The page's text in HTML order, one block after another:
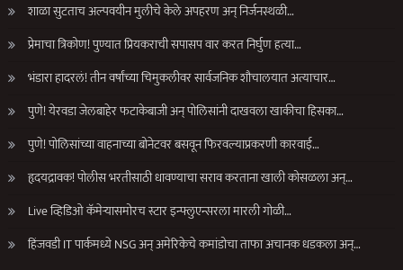
शाळा सुटताच अल्पवयीन मुलीचे केले अपहरण अन् निर्जनस्थळी…
प्रेमाचा त्रिकोण! पुण्यात प्रियकराची सपासप वार करत निर्घुण हत्या…
भंडारा हादरलं! तीन वर्षांच्या चिमुकलीवर सार्वजनिक शौचालयात अत्याचार…
पुणे! येरवडा जेलबाहेर फटाकेबाजी अन् पोलिसांनी दाखवला खाकीचा हिसका…
पुणे! पोलिसांच्या वाहनाच्या बोनेटवर बसवून फिरवल्याप्रकरणी कारवाई…
हृदयद्रावक! पोलीस भरतीसाठी धावण्याचा सराव करताना खाली कोसळला अन्…
Live व्हिडिओ कॅमेऱ्यासमोरच स्टार इन्फ्लुएन्सरला मारली गोळी…
हिंजवडी IT पार्कमध्ये NSG अन् अमेरिकेचे कमांडोचा ताफा अचानक धडकला अन्…